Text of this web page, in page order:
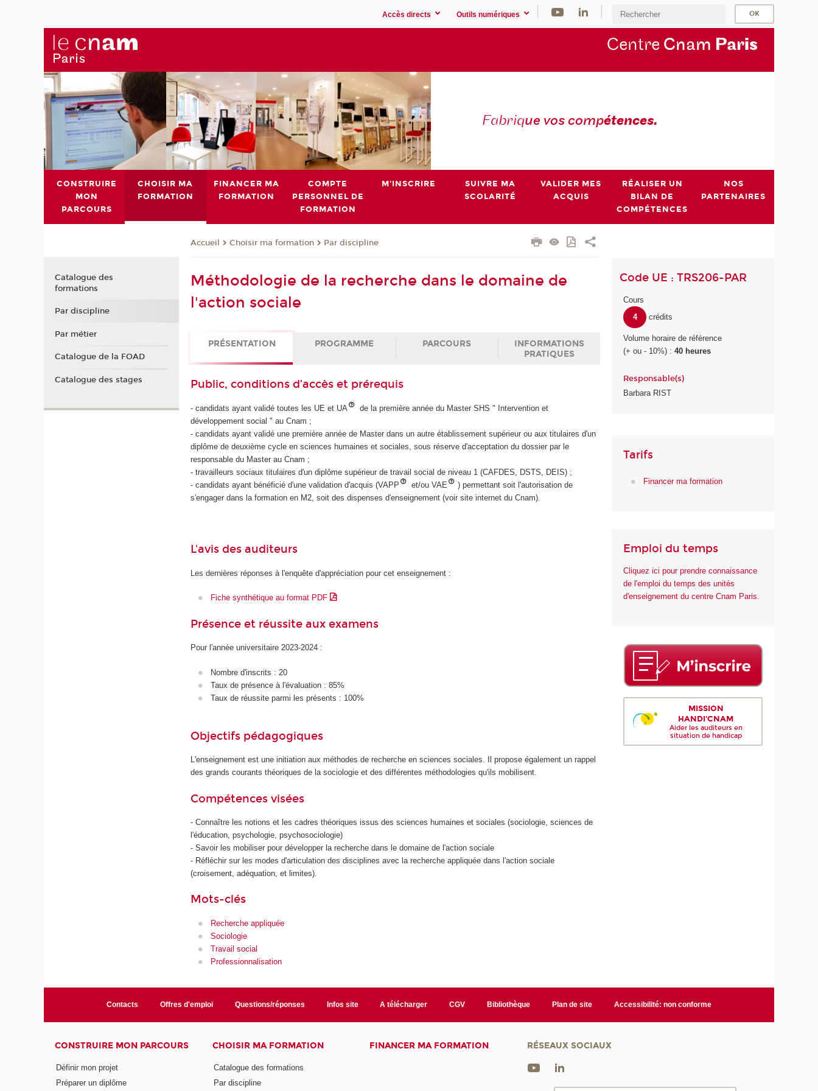
Accès directs Outils numériques
Centre Cnam Paris
Fabrique vos compétences.
CONSTRUIRE
MON
PARCOURS
CHOISIR MA
FORMATION
FINANCER MA
FORMATION
COMPTE
PERSONNEL DE
FORMATION
M'INSCRIRE
SUIVRE MA
SCOLARITÉ
VALIDER MES
ACQUIS
RÉALISER UN
BILAN DE
COMPÉTENCES
NOS
PARTENAIRES
Accueil Choisir ma formation Par discipline
Méthodologie de la recherche dans le domaine de
l'action sociale
PRÉSENTATION PROGRAMME PARCOURS
INFORMATIONS
PRATIQUES
Public, conditions d’accès et prérequis
- candidats ayant validé toutes les UE et UA
de la première année du Master SHS " Intervention et
développement social " au Cnam ;
- candidats ayant validé une première année de Master dans un autre établissement supérieur ou aux titulaires d'un
diplôme de deuxième cycle en sciences humaines et sociales, sous réserve d'acceptation du dossier par le
responsable du Master au Cnam ;
- travailleurs sociaux titulaires d'un diplôme supérieur de travail social de niveau 1 (CAFDES, DSTS, DEIS) ;
- candidats ayant bénéficié d'une validation d'acquis (VAPP
et/ou VAE
) permettant soit l'autorisation de
s'engager dans la formation en M2, soit des dispenses d'enseignement (voir site internet du Cnam).
L'avis des auditeurs
Les dernières réponses à l'enquête d'appréciation pour cet enseignement :
Fiche synthétique au format PDF
Présence et réussite aux examens
Pour l'année universitaire 2023-2024 :
Nombre d'inscrits : 20
Taux de présence à l'évaluation : 85%
Taux de réussite parmi les présents : 100%
Objectifs pédagogiques
L'enseignement est une initiation aux méthodes de recherche en sciences sociales. Il propose également un rappel
des grands courants théoriques de la sociologie et des différentes méthodologies qu'ils mobilisent.
Compétences visées
- Connaître les notions et les cadres théoriques issus des sciences humaines et sociales (sociologie, sciences de
l'éducation, psychologie, psychosociologie)
- Savoir les mobiliser pour développer la recherche dans le domaine de l'action sociale
- Réfléchir sur les modes d'articulation des disciplines avec la recherche appliquée dans l'action sociale
(croisement, adéquation, et limites).
Mots-clés
Recherche appliquée
Sociologie
Travail social
Professionnalisation
Code UE : TRS206-PAR
Cours
4
crédits
Volume horaire de référence
(+ ou - 10%) :40 heures
Responsable(s)
Barbara RIST
Tarifs
Financer ma formation
Emploi du temps
Cliquez ici pour prendre connaissance
de l'emploi du temps des unités
d'enseignement du centre Cnam Paris.
MISSION
HANDI'CNAM
Aider les auditeurs en
situation de handicap
Catalogue des
formations
Par discipline
Par métier
Catalogue de la FOAD
Catalogue des stages
Contacts Offres d'emploi Questions/réponses Infos site A télécharger CGV Bibliothèque Plan de site Accessibilité: non conforme
CONSTRUIRE MON PARCOURS
Définir mon projet
Préparer un diplôme
CHOISIR MA FORMATION
Catalogue des formations
Par discipline
FINANCER MA FORMATION RÉSEAUX SOCIAUX